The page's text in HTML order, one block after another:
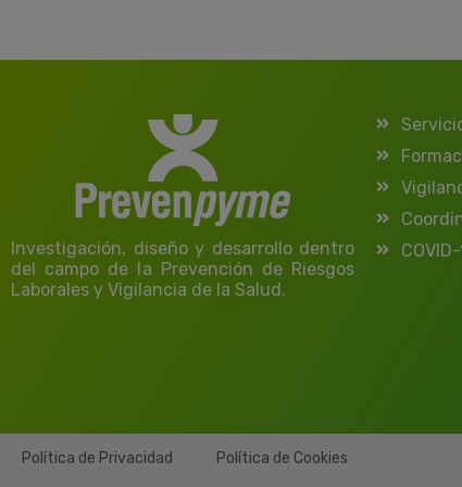
Investigación, diseño y desarrollo dentro
del campo de la Prevención de Riesgos
Laborales y Vigilancia de la Salud.
Política de Privacidad
Política de Cookies